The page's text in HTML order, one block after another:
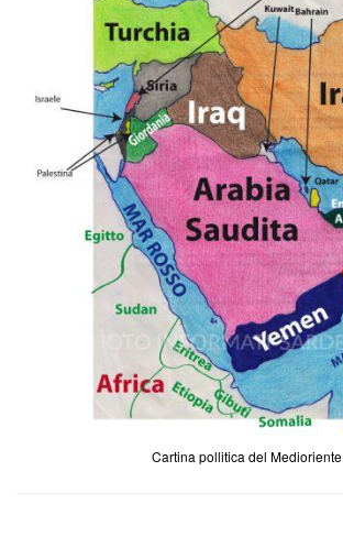
Cartina pollitica del Medioriente